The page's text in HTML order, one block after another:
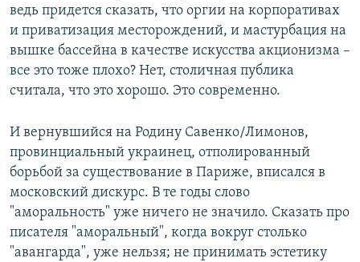
ведь придется сказать, что оргии на корпоративах
и приватизация месторождений, и мастурбация на
вышке бассейна в качестве искусства акционизма –
все это тоже плохо? Нет, столичная публика
считала, что это хорошо. Это современно.
И вернувшийся на Родину Савенко/Лимонов,
провинциальный украинец, отполированный
борьбой за существование в Париже, вписался в
московский дискурс. В те годы слово
"аморальность" уже ничего не значило. Сказать про
писателя "аморальный", когда вокруг столько
"авангарда", уже нельзя; не принимать эстетику